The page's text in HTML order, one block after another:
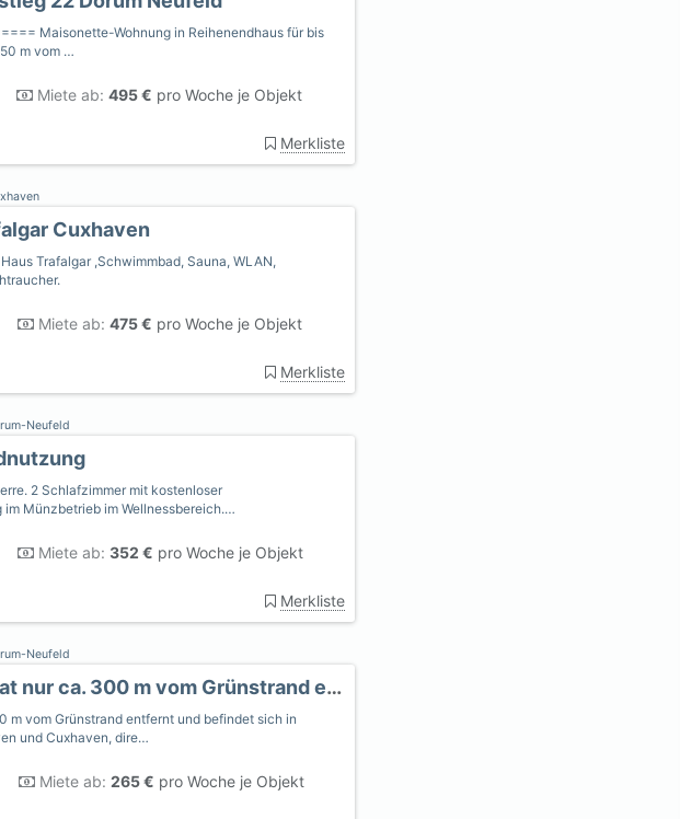
Maisonette-Wohnung in Reihenendhaus für bis
m vom …
Miete ab: 495 € pro Woche je Objekt
Merkliste
Cuxhaven
Trafalgar ,Schwimmbad, Sauna, WLAN,
Miete ab: 475 € pro Woche je Objekt
Merkliste
Neufeld
2 Schlafzimmer mit kostenloser
Münzbetrieb im Wellnessbereich.…
Miete ab: 352 € pro Woche je Objekt
Merkliste
Neufeld
Ferienwohnung Obermaat nur ca. 300 m vom Grünstrand entfernt
m vom Grünstrand entfernt und befindet sich in
und Cuxhaven, dire…
Miete ab: 265 € pro Woche je Objekt